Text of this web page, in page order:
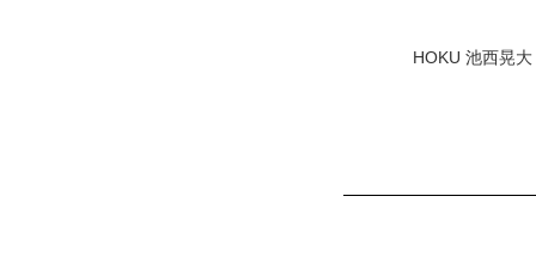
HOKU 池西晃大